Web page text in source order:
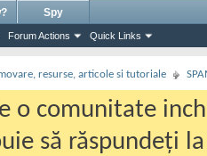
Forum Actions Quick Links
Spy
resurse, articole si tutoriale
o comunitate
să răspundeți